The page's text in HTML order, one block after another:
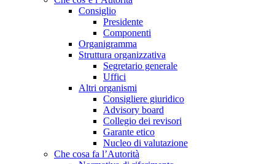
Consiglio
Presidente
Componenti
Organigramma
Struttura organizzativa
Segretario generale
Uffici
Altri organismi
Consigliere giuridico
Advisory board
Collegio dei revisori
Garante etico
Nucleo di valutazione
Che cosa fa l’Autorità